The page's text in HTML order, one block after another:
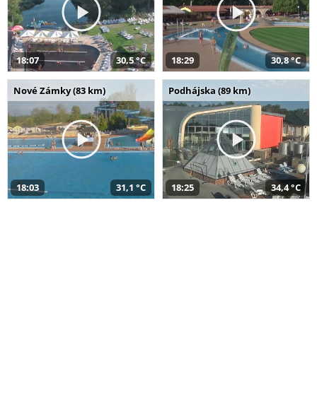
18:07 30,5 °C 18:29 30,8 °C
Nové Zámky (83 km)
18:03 31,1 °C
Podhájska (89 km)
18:25 34,4 °C